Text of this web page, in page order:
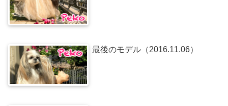
最後のモデル（2016.11.06）